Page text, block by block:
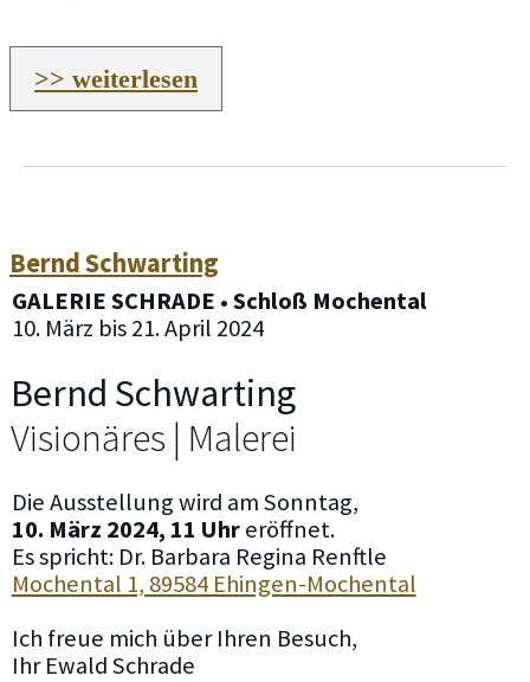
>> weiterlesen
Bernd Schwarting
GALERIE SCHRADE • Schloß Mochental
10. März bis 21. April 2024
Bernd Schwarting
Visionäres | Malerei
Die Ausstellung wird am Sonntag,
10. März 2024, 11 Uhreröffnet.
Es spricht: Dr. Barbara Regina Renftle
Mochental 1, 89584 Ehingen-Mochental
Ich freue mich über Ihren Besuch,
Ihr Ewald Schrade